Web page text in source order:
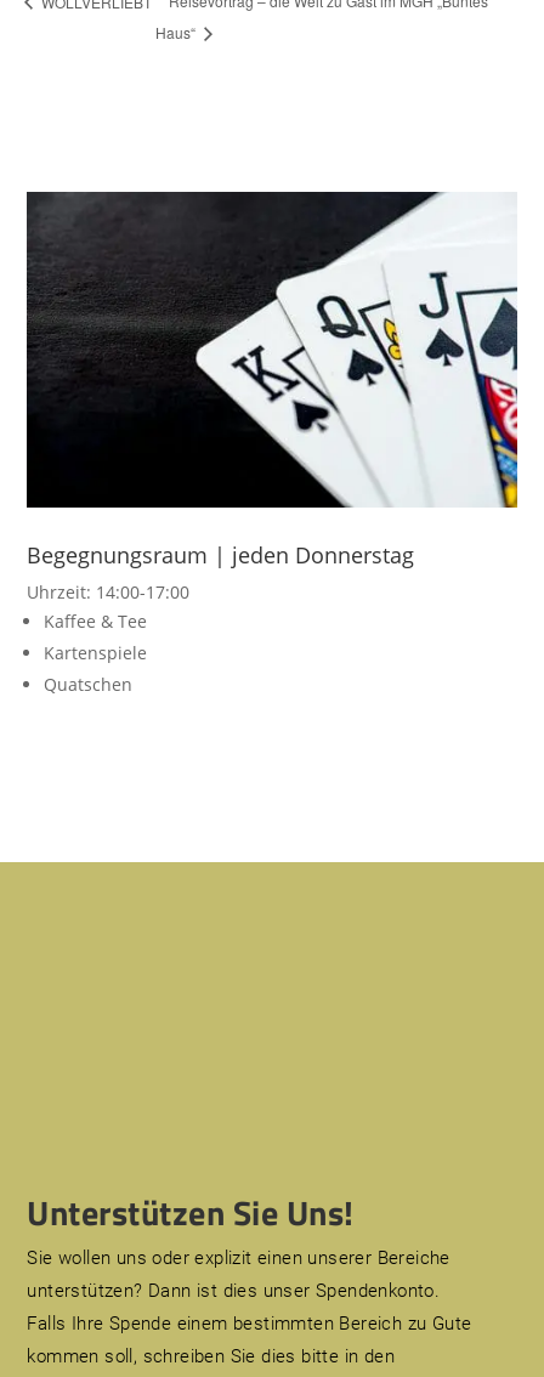
Haus“
Begegnungsraum | jeden Donnerstag
Uhrzeit: 14:00-17:00
Kaffee & Tee
Kartenspiele
Quatschen
Unterstützen Sie Uns!
Sie wollen uns oder explizit einen unserer Bereiche
unterstützen? Dann ist dies unser Spendenkonto.
Falls Ihre Spende einem bestimmten Bereich zu Gute
kommen soll, schreiben Sie dies bitte in den